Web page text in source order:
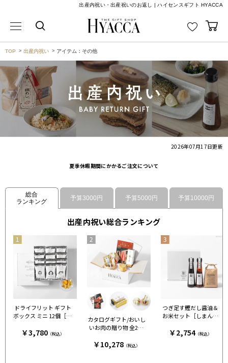
出産内祝い・出産祝いのお返し | ハイセンスギフト HYACCA
TOP 出産内祝い アイテム：その他
2026年07月17日更新
夏季休暇期間にかかるご注文について
総合
ランキング
予算3000円 予算5000円 予算10000円
出産内祝い総合ランキング
ドライフリット ギフト
ボックス ミニ 12個［ア
￥3,780（税込）
カタログギフト/おいし
いお肉の贈り物 全2種
C
￥10,278（税込）
つぎ足す鰹だし醤油＆
お米セット［しまんと
￥2,754（税込）